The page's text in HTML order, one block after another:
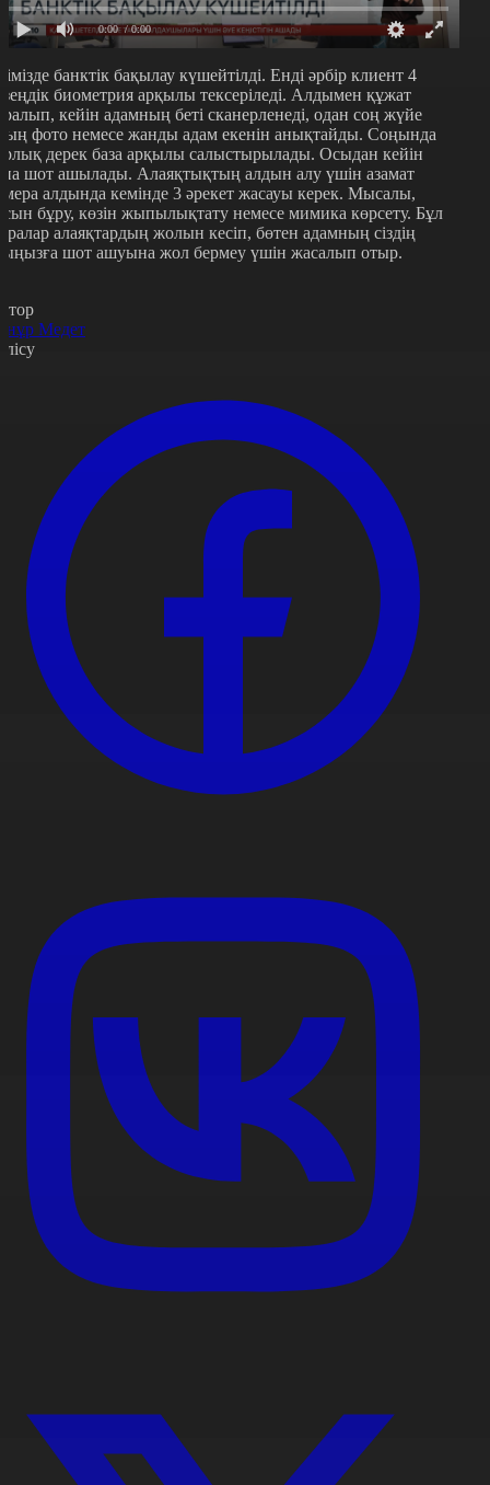
0:00 / 0:00
банктік бақылау күшейтілді. Енді әрбір клиент 4
биометрия арқылы тексеріледі. Алдымен құжат
кейін адамның беті сканерленеді, одан соң жүйе
фото немесе жанды адам екенін анықтайды. Соңында
дерек база арқылы салыстырылады. Осыдан кейін
шот ашылады. Алаяқтықтың алдын алу үшін азамат
алдында кемінде 3 әрекет жасауы керек. Мысалы,
бұру, көзін жыпылықтату немесе мимика көрсету. Бұл
алаяқтардың жолын кесіп, бөтен адамның сіздің
шот ашуына жол бермеу үшін жасалып отыр.
Медет